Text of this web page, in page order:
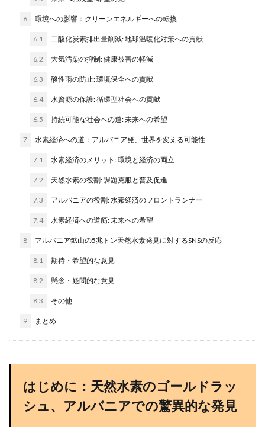
6 環境への影響：クリーンエネルギーへの転換
6.1 二酸化炭素排出量削減: 地球温暖化対策への貢献
6.2 大気汚染の抑制: 健康被害の軽減
6.3 酸性雨の防止: 環境保全への貢献
6.4 水資源の保護: 循環型社会への貢献
6.5 持続可能な社会への道: 未来への希望
7 水素経済への道：アルバニア発、世界を変える可能性
7.1 水素経済のメリット: 環境と経済の両立
7.2 天然水素の役割: 課題克服と普及促進
7.3 アルバニアの役割: 水素経済のフロントランナー
7.4 水素経済への道筋: 未来への希望
8 アルバニア鉱山の5兆トン天然水素発見に対するSNSの反応
8.1 期待・希望的な意見
8.2 懸念・疑問的な意見
8.3 その他
9 まとめ
はじめに：天然水素のゴールドラッ
シュ、アルバニアでの驚異的な発見